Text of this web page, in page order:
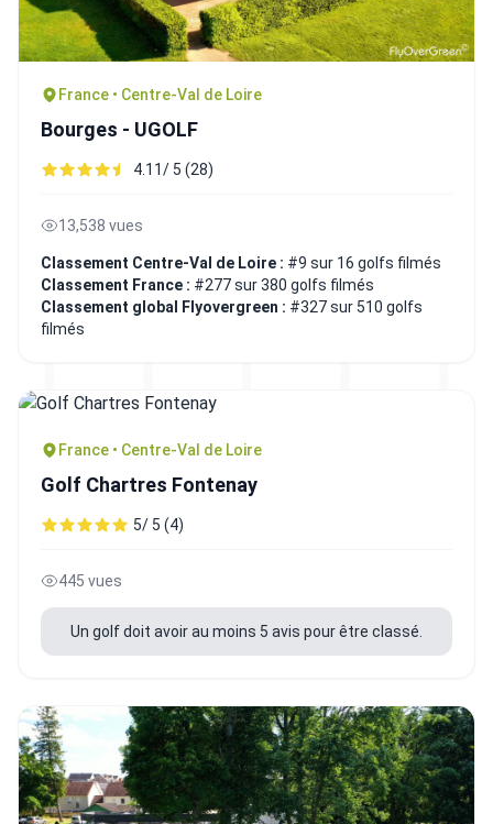
France • Centre-Val de Loire
Bourges - UGOLF
4.11/ 5 (28)
13,538 vues
Classement Centre-Val de Loire : #9 sur 16 golfs filmés
Classement France : #277 sur 380 golfs filmés
Classement global Flyovergreen : #327 sur 510 golfs
filmés
France • Centre-Val de Loire
Golf Chartres Fontenay
5/ 5 (4)
445 vues
Un golf doit avoir au moins 5 avis pour être classé.